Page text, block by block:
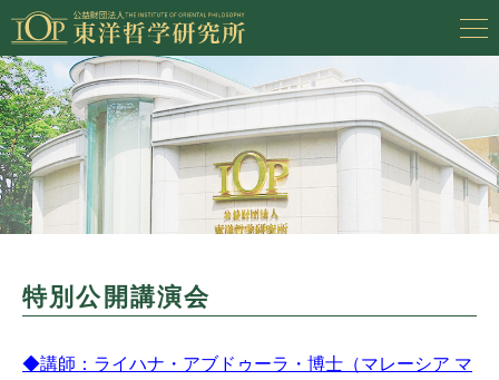
特別公開講演会
◆講師：ライハナ・アブドゥーラ・博士（マレーシア マ